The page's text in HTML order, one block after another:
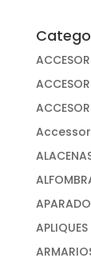
APLIQUES